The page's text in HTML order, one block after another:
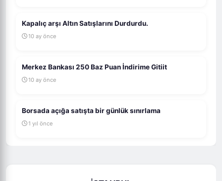
Kapalıç arşı Altın Satışlarını Durdurdu.
10 ay önce
Merkez Bankası 250 Baz Puan İndirime Gitiit
10 ay önce
Borsada açığa satışta bir günlük sınırlama
1 yıl önce